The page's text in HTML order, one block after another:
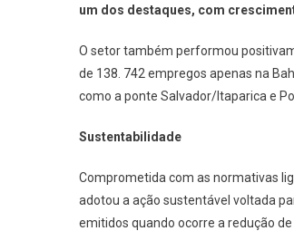
um dos destaques, com
O setor também performou
de 138. 742 empregos apenas na
como a ponte Salvador/Itaparica e
Sustentabilidade
Comprometida com as normativas
adotou a ação sustentável voltada
emitidos quando ocorre a redução